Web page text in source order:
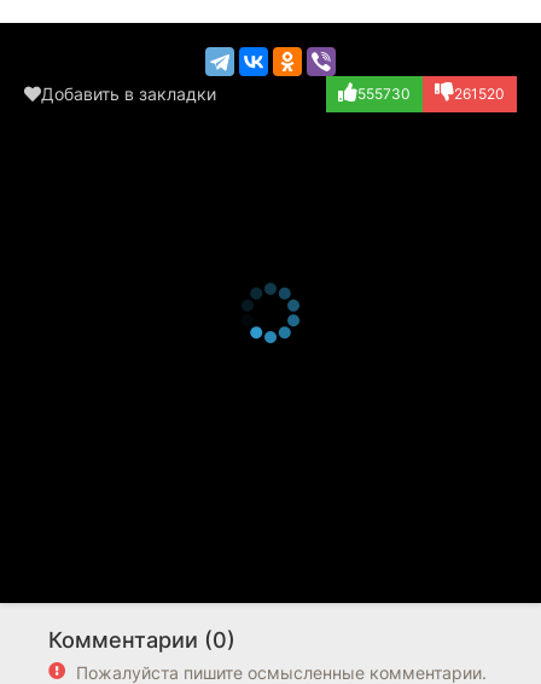
Добавить в закладки 555730 261520
Комментарии (0)
Пожалуйста пишите осмысленные комментарии.